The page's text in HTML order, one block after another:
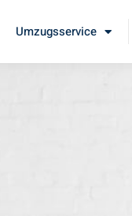
Umzugsservice